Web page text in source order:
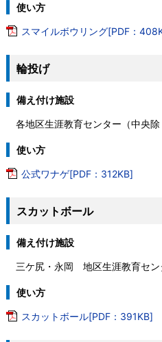
使い方
スマイルボウリング[PDF：
輪投げ
備え付け施設
各地区生涯教育センター（中央除
使い方
公式ワナゲ[PDF：312KB]
スカットボール
備え付け施設
三ケ尻・永岡 地区生涯教育セン
使い方
スカットボール[PDF：391KB]